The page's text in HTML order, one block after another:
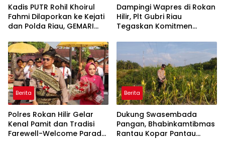
Kadis PUTR Rohil Khoirul
Fahmi Dilaporkan ke Kejati
dan Polda Riau, GEMARI
Rp34,6 Miliar
Dampingi Wapres di Rokan
Hilir, Plt Gubri Riau
Tegaskan Komitmen
Berita
Polres Rokan Hilir Gelar
Kenal Pamit dan Tradisi
Farewell-Welcome Parade
Berita
Dukung Swasembada
Pangan, Bhabinkamtibmas
Rantau Kopar Pantau